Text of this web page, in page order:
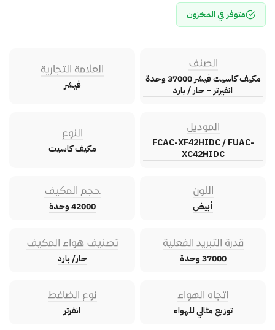
متوفر في المخزون
الصنف
مكيف كاسيت فيشر 37000 وحدة
انفيرتر – حار / بارد
العلامة التجارية
فيشر
الموديل
FCAC-XF42HIDC / FUAC-
XC42HIDC
النوع
مكيف كاسيت
اللون
أبيض
حجم المكيف
42000 وحدة
قدرة التبريد الفعلية
37000 وحدة
تصنيف هواء المكيف
حار/ بارد
اتجاه الهواء
توزيع مثالي للهواء
نوع الضاغط
انفرتر